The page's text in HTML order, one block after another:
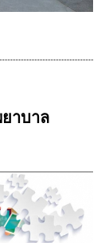
าบาล